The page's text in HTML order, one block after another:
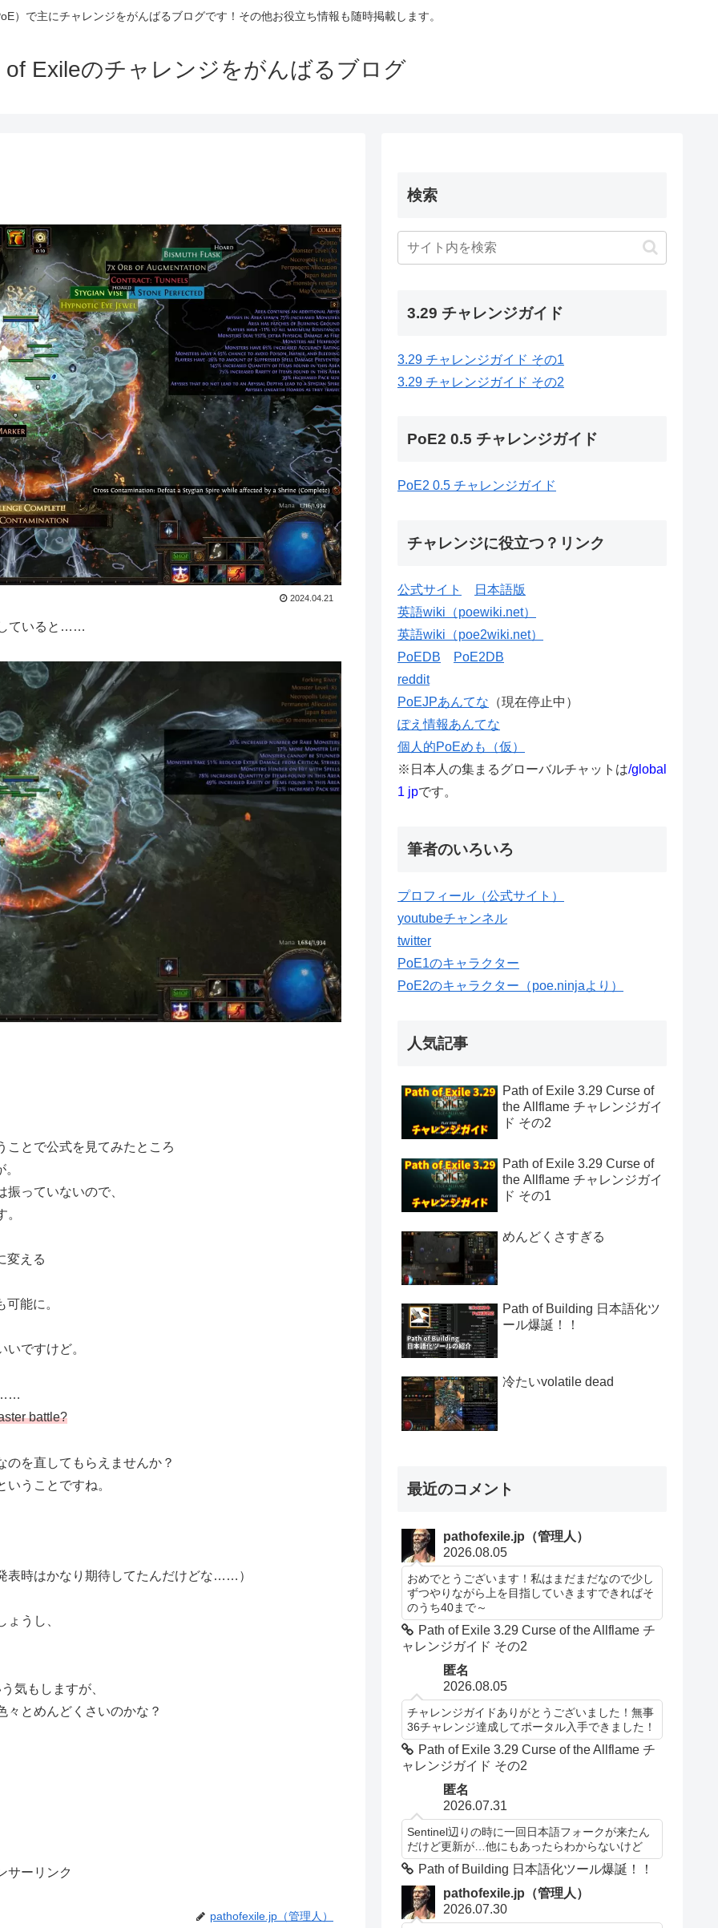
）で主にチャレンジをがんばるブログです！その他お役立ち情報も随時掲載します。
of Exileのチャレンジをがんばるブログ
2024.04.21
ていると……
ことで公式を見てみたところ
っていないので、
変える
能に。
ですけど。
……
battle?
を直してもらえませんか？
うことですね。
表時はかなり期待してたんだけどな……）
うし、
気もしますが、
々とめんどくさいのかな？
サーリンク
pathofexile.jp（管理人）
検索
3.29 チャレンジガイド
3.29 チャレンジガイド その1
3.29 チャレンジガイド その2
PoE2 0.5 チャレンジガイド
PoE2 0.5 チャレンジガイド
チャレンジに役立つ？リンク
公式サイト
日本語版
英語wiki（poewiki.net）
英語wiki（poe2wiki.net）
PoEDB
PoE2DB
reddit
PoEJPあんてな （現在停止中）
ぽえ情報あんてな
個人的PoEめも（仮）
※日本人の集まるグローバルチャットは/global
1 jpです。
筆者のいろいろ
プロフィール（公式サイト）
youtubeチャンネル
twitter
PoE1のキャラクター
PoE2のキャラクター（poe.ninjaより）
人気記事
Path of Exile 3.29 Curse of
the Allflame チャレンジガイ
ド その2
Path of Exile 3.29 Curse of
the Allflame チャレンジガイ
ド その1
めんどくさすぎる
Path of Building 日本語化ツ
ール爆誕！！
冷たいvolatile dead
最近のコメント
pathofexile.jp（管理人）
2026.08.05
おめでとうございます！私はまだまだなので少し
ずつやりながら上を目指していきますできればそ
のうち40まで～
Path of Exile 3.29 Curse of the Allflame チ
ャレンジガイド その2
匿名
2026.08.05
チャレンジガイドありがとうございました！無事
36チャレンジ達成してポータル入手できました！
Path of Exile 3.29 Curse of the Allflame チ
ャレンジガイド その2
匿名
2026.07.31
Sentinel辺りの時に一回日本語フォークが来たん
だけど更新が…他にもあったらわからないけど
Path of Building 日本語化ツール爆誕！！
pathofexile.jp（管理人）
2026.07.30